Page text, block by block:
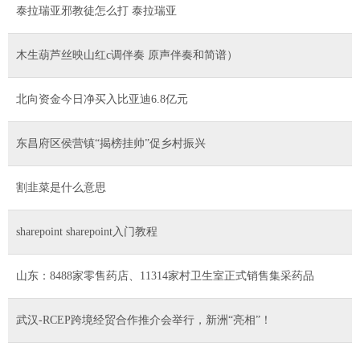
泰拉瑞亚邪教徒怎么打 泰拉瑞亚
木生葫芦丝映山红c调伴奏 原声伴奏和简谱）
北向资金今日净买入比亚迪6.8亿元
东昌府区侯营镇“揭榜挂帅”促乡村振兴
割韭菜是什么意思
sharepoint sharepoint入门教程
山东：8488家零售药店、11314家村卫生室正式销售集采药品
武汉-RCEP跨境经贸合作推介会举行，新洲“亮相”！